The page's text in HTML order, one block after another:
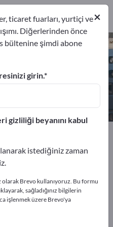
– üreticileri
6
Üreticiler
reklam
Ürünler – İş İletişim
×
ticaret fuarları, yurtiçi ve
Diğerlerinden önce
bültenine şimdi abone
girin.
gizliliği beyanını kabul
istediğiniz zaman
Brevo kullanıyoruz. Bu formu
sağladığınız bilgilerin
işlenmek üzere Brevo'ya